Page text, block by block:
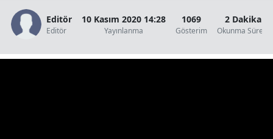
Diyarbakır
Edirne
Editör
Editör
10 Kasım 2020 14:28
Yayınlanma
1069
Gösterim
2 Dakika
Okunma Süresi